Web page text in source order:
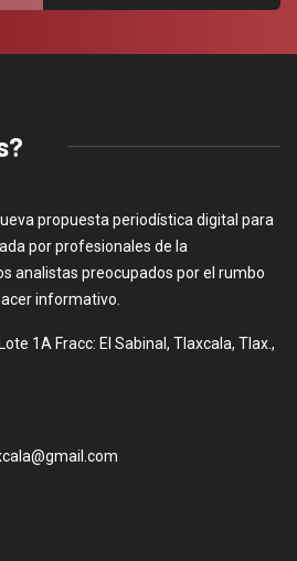
propuesta periodística digital para
por profesionales de la
analistas preocupados por el rumbo
informativo.
1A Fracc: El Sabinal, Tlaxcala, Tlax.,